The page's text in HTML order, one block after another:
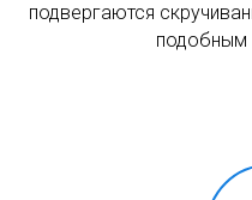
подвергаются
подобным